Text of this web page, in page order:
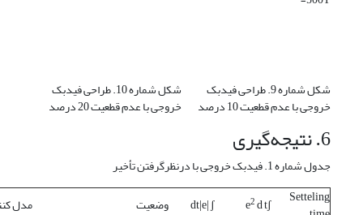
شکل شماره 9. طراحی فیدبک
خروجی با عدم قطعیت 10 درصد
شکل شماره 10. طراحی فیدبک
خروجی با عدم قطعیت 20 درصد
6. نتیجه‌گیری
جدول شماره 1. فیدبک خروجی با در‌نظر‌گرفتن تأخیر
Setteling
e2d tʃ
dt|e| ʃ وضعیت مدل